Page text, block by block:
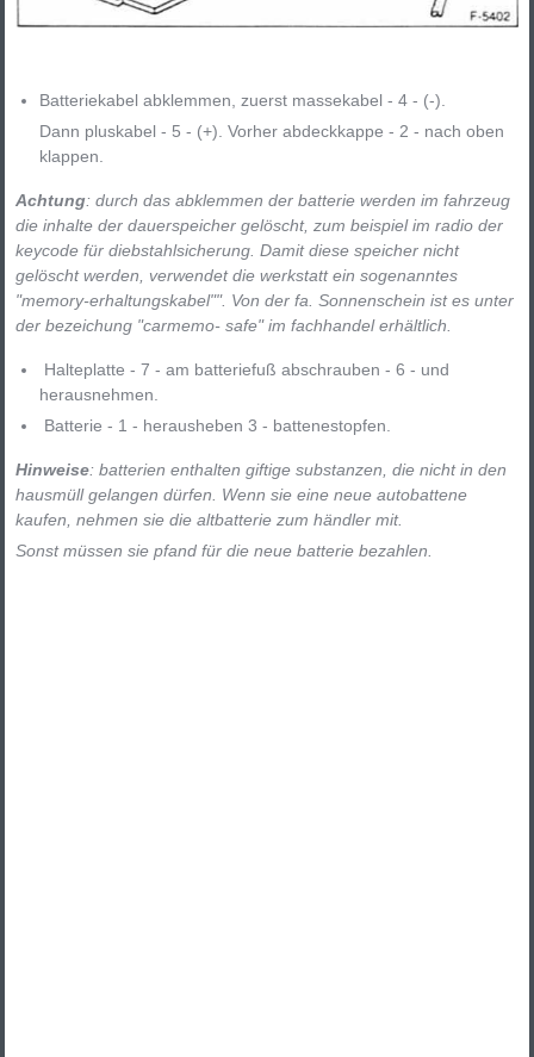
Batteriekabel abklemmen, zuerst massekabel - 4 - (-).
Dann pluskabel - 5 - (+). Vorher abdeckkappe - 2 - nach oben
klappen.
Achtung: durch das abklemmen der batterie werden im fahrzeug
die inhalte der dauerspeicher gelöscht, zum beispiel im radio der
keycode für diebstahlsicherung. Damit diese speicher nicht
gelöscht werden, verwendet die werkstatt ein sogenanntes
"memory-erhaltungskabel"". Von der fa. Sonnenschein ist es unter
der bezeichung "carmemo- safe" im fachhandel erhältlich.
Halteplatte - 7 - am batteriefuß abschrauben - 6 - und
herausnehmen.
Batterie - 1 - herausheben 3 - battenestopfen.
Hinweise: batterien enthalten giftige substanzen, die nicht in den
hausmüll gelangen dürfen. Wenn sie eine neue autobattene
kaufen, nehmen sie die altbatterie zum händler mit.
Sonst müssen sie pfand für die neue batterie bezahlen.